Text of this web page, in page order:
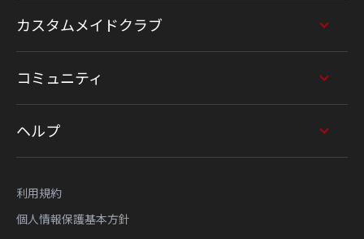
カスタムメイドクラブ
コミュニティ
ヘルプ
利用規約
個人情報保護基本方針